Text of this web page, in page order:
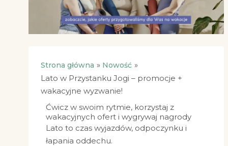
Strona główna Nowość
Lato w Przystanku Jogi – promocje +
wakacyjne wyzwanie!
Ćwicz w swoim rytmie, korzystaj z
wakacyjnych ofert i wygrywaj nagrody
Lato to czas wyjazdów, odpoczynku i
łapania oddechu.